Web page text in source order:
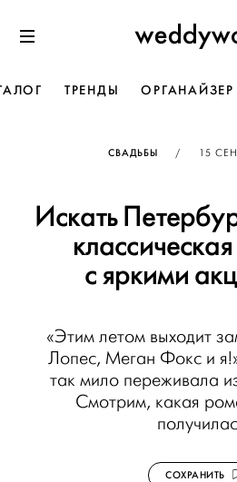
к содержанию
ТРЕНДЫ ОРГАНАЙЗЕР
СВАДЬБЫ / 15
Искать
с яркими
«Этим летом выходит
Лопес, Меган Фокс и
так мило переживала
Смотрим, какая
СОХРАНИТЬ